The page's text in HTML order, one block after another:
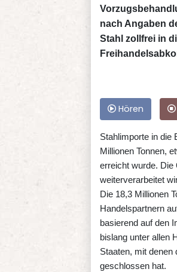
nach Angaben
Stahl zollfrei in
Hören
Stahlimporte in die
Millionen Tonnen,
erreicht wurde. Die
weiterverarbeitet
Die 18,3 Millionen
Handelspartnern
basierend auf den
bislang unter allen
Staaten, mit denen
geschlossen hat.